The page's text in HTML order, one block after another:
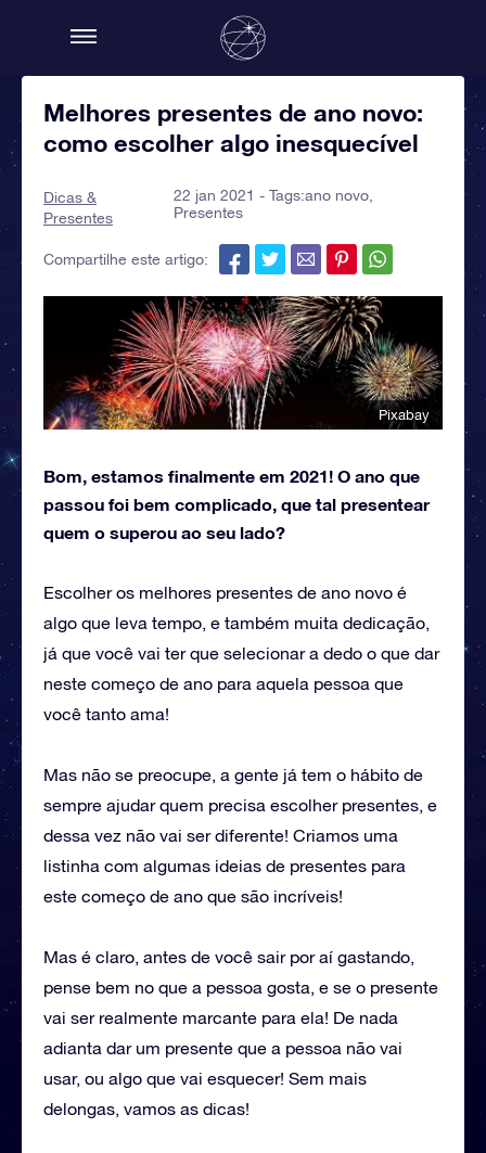
Melhores presentes de ano novo:
como escolher algo inesquecível
Dicas &
Presentes
22 jan 2021 - Tags:ano novo
Presentes
Compartilhe este artigo:
Pixabay
Bom, estamos finalmente em 2021! O ano que
passou foi bem complicado, que tal presentear
quem o superou ao seu lado?
Escolher os melhores presentes de ano novo é
algo que leva tempo, e também muita dedicação,
já que você vai ter que selecionar a dedo o que dar
neste começo de ano para aquela pessoa que
você tanto ama!
Mas não se preocupe, a gente já tem o hábito de
sempre ajudar quem precisa escolher presentes, e
dessa vez não vai ser diferente! Criamos uma
listinha com algumas ideias de presentes para
este começo de ano que são incríveis!
Mas é claro, antes de você sair por aí gastando,
pense bem no que a pessoa gosta, e se o presente
vai ser realmente marcante para ela! De nada
adianta dar um presente que a pessoa não vai
usar, ou algo que vai esquecer! Sem mais
delongas, vamos as dicas!